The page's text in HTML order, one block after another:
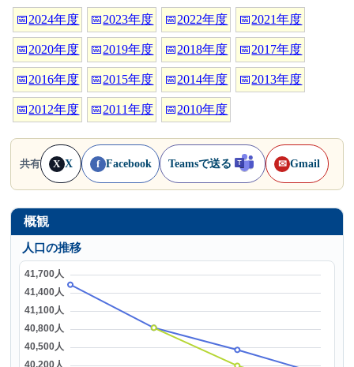
📅2024年度 📅2023年度 📅2022年度 📅2021年度
📅2020年度 📅2019年度 📅2018年度 📅2017年度
📅2016年度 📅2015年度 📅2014年度 📅2013年度
📅2012年度 📅2011年度 📅2010年度
共有 X X f Facebook Teamsで送る ✉ Gmail
概観
人口の推移